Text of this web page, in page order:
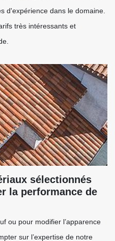
d'expérience dans le domaine.
très intéressants et
sélectionnés
la performance de
ou pour modifier l’apparence
sur l’expertise de notre